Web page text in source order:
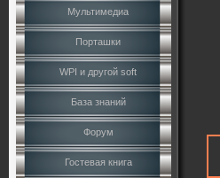
Мультимедиа
Порташки
WPI и другой soft
База знаний
Форум
Гостевая книга